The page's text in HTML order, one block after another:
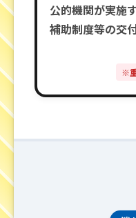
公的機関が実施
補助制度等の交
※